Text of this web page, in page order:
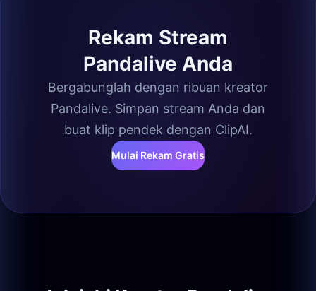
Rekam Stream
Pandalive Anda
Bergabunglah dengan ribuan kreator
Pandalive. Simpan stream Anda dan
buat klip pendek dengan ClipAI.
Mulai Rekam Gratis